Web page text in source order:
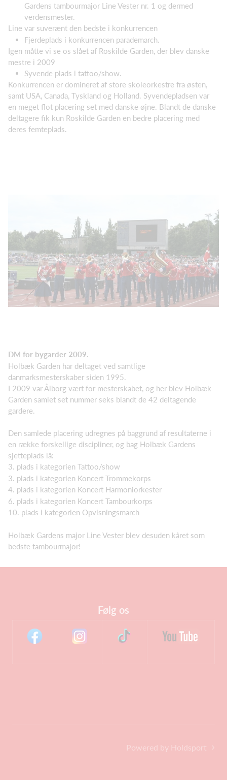
Gardens tambourmajor Line Vester nr. 1 og dermed
verdensmester.
Line var suverænt den bedste i konkurrencen
Fjerdeplads i konkurrencen parademarch.
Igen måtte vi se os slået af Roskilde Garden, der blev danske
mestre i 2009
Syvende plads i tattoo/show.
Konkurrencen er domineret af store skoleorkestre fra østen,
samt USA, Canada, Tyskland og Holland. Syvendepladsen var
en meget flot placering set med danske øjne. Blandt de danske
deltagere fik kun Roskilde Garden en bedre placering med
deres femteplads.
DM for bygarder 2009.
Holbæk Garden har deltaget ved samtlige
danmarksmesterskaber siden 1995.
I 2009 var Ålborg vært for mesterskabet, og her blev Holbæk
Garden samlet set nummer seks blandt de 42 deltagende
gardere.
Den samlede placering udregnes på baggrund af resultaterne i
en række forskellige discipliner, og bag Holbæk Gardens
sjetteplads lå:
3. plads i kategorien Tattoo/show
3. plads i kategorien Koncert Trommekorps
4. plads i kategorien Koncert Harmoniorkester
6. plads i kategorien Koncert Tambourkorps
10. plads i kategorien Opvisningsmarch
Holbæk Gardens major Line Vester blev desuden kåret som
bedste tambourmajor!
Følg os
Powered by Holdsport